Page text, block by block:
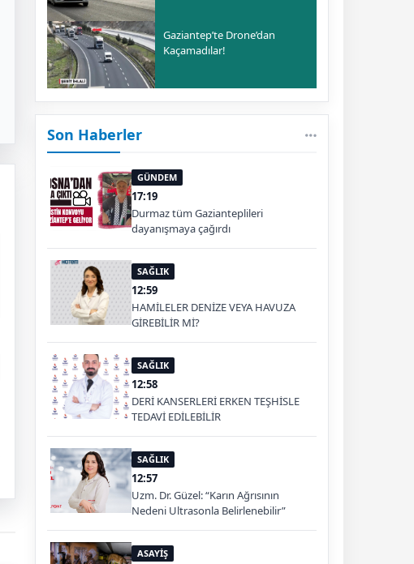
Gaziantep’te Drone’dan
Kaçamadılar!
Son Haberler
GÜNDEM
17:19
Durmaz tüm Gazianteplileri
dayanışmaya çağırdı
SAĞLIK
12:59
HAMİLELER DENİZE VEYA HAVUZA
GİREBİLİR Mİ?
SAĞLIK
12:58
DERİ KANSERLERİ ERKEN TEŞHİSLE
TEDAVİ EDİLEBİLİR
SAĞLIK
12:57
Uzm. Dr. Güzel: “Karın Ağrısının
Nedeni Ultrasonla Belirlenebilir”
ASAYİŞ